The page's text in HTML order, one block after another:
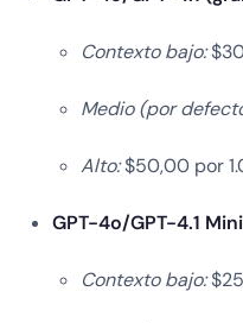
Contexto bajo:
Medio (por
Alto:$50,00 por
GPT-4o/GPT-4.1
Contexto bajo: